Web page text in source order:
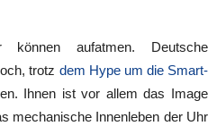
können aufatmen. Deutsche
trotz dem Hype um die Smart-
Ihnen ist vor allem das Image
mechanische Innenleben der Uhr